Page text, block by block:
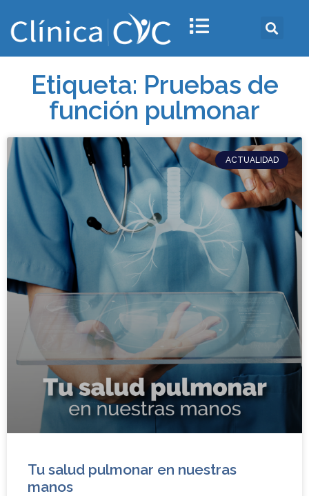
Etiqueta: Pruebas de
función pulmonar
ACTUALIDAD
Tu salud pulmonar en nuestras
manos